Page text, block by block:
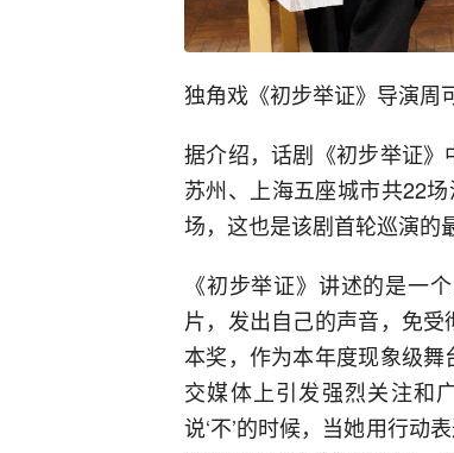
独角戏《初步举证》导演周
据介绍，话剧《初步举证》
苏州、上海五座城市共22
场，这也是该剧首轮巡演的
《初步举证》讲述的是一
片，发出自己的声音，免
本奖，作为本年度现象级
交媒体上引发强烈关注和
说‘不’的时候，当她用行动